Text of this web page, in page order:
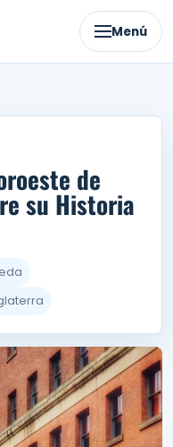
Menú
de
su Historia